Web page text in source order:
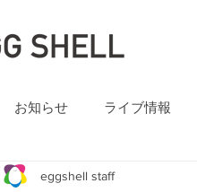
お知らせ ライブ情報
eggshell staff